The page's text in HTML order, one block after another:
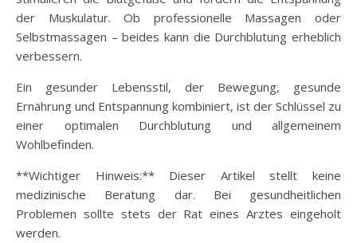
der Muskulatur. Ob professionelle Massagen oder
Selbstmassagen – beides kann die Durchblutung erheblich
verbessern.
Ein gesunder Lebensstil, der Bewegung, gesunde
Ernährung und Entspannung kombiniert, ist der Schlüssel zu
einer optimalen Durchblutung und allgemeinem
Wohlbefinden.
**Wichtiger Hinweis:** Dieser Artikel stellt keine
medizinische Beratung dar. Bei gesundheitlichen
Problemen sollte stets der Rat eines Arztes eingeholt
werden.